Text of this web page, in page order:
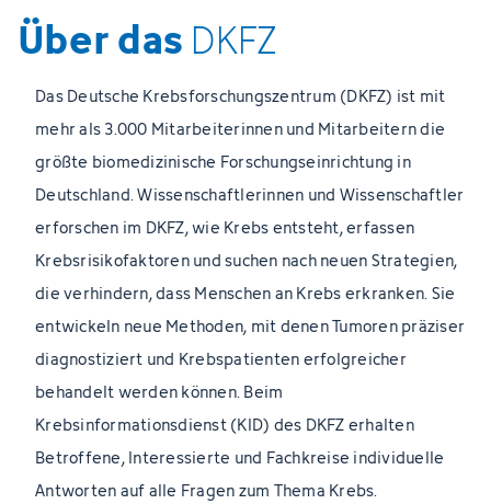
Über das DKFZ
Das Deutsche Krebsforschungszentrum (DKFZ) ist mit
mehr als 3.000 Mitarbeiterinnen und Mitarbeitern die
größte biomedizinische Forschungseinrichtung in
Deutschland. Wissenschaftlerinnen und Wissenschaftler
erforschen im DKFZ, wie Krebs entsteht, erfassen
Krebsrisikofaktoren und suchen nach neuen Strategien,
die verhindern, dass Menschen an Krebs erkranken. Sie
entwickeln neue Methoden, mit denen Tumoren präziser
diagnostiziert und Krebspatienten erfolgreicher
behandelt werden können. Beim
Krebsinformationsdienst (KID) des DKFZ erhalten
Betroffene, Interessierte und Fachkreise individuelle
Antworten auf alle Fragen zum Thema Krebs.